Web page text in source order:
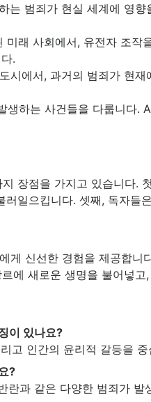
는 범죄가 현실 세계에 영
미래 사회에서, 유전자 조
.
시에서, 과거의 범죄가 현
생하는 사건들을 다룹니다.
장점을 가지고 있습니다.
일으킵니다. 셋째, 독자
게 신선한 경험을 제공합
에 새로운 생명을 불어넣
이 있나요?
고 인간의 윤리적 갈등을
?
란과 같은 다양한 범죄가